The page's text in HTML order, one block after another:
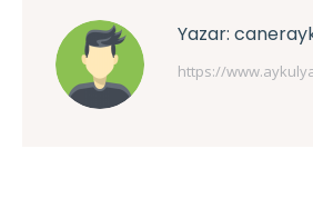
Yazar:
https://